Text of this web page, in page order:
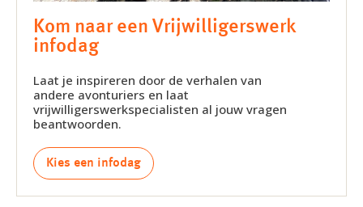
Kom naar een Vrijwilligerswerk
infodag
Laat je inspireren door de verhalen van
andere avonturiers en laat
vrijwilligerswerkspecialisten al jouw vragen
beantwoorden.
Kies een infodag